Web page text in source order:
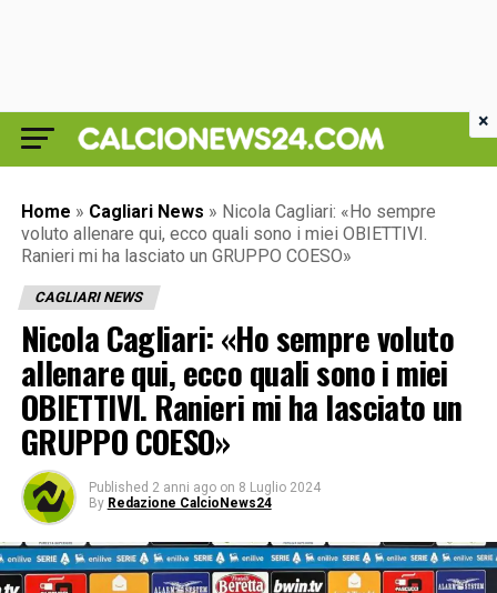
Home » Cagliari News » Nicola Cagliari: «Ho sempre
voluto allenare qui, ecco quali sono i miei OBIETTIVI.
Ranieri mi ha lasciato un GRUPPO COESO»
CAGLIARI NEWS
Nicola Cagliari: «Ho sempre voluto
allenare qui, ecco quali sono i miei
OBIETTIVI. Ranieri mi ha lasciato un
GRUPPO COESO»
Published 2 anni ago on 8 Luglio 2024
By Redazione CalcioNews24
×